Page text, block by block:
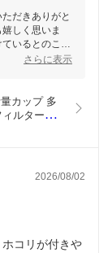
だきありがと
しく思いま
いるとのこと
ただきます。
ス化を目指し
ただきます。
さらに表示
カップ 多
ルター付
2026/08/02
コリが付きや